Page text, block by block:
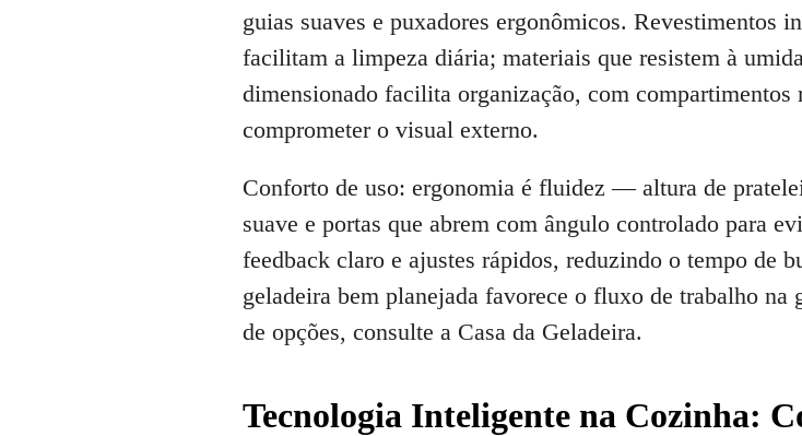
guias suaves e puxadores ergonômicos. Revestimentos
facilitam a limpeza diária; materiais que resistem à
dimensionado facilita organização, com compartimentos
comprometer o visual externo.
Conforto de uso: ergonomia é fluidez — altura de
suave e portas que abrem com ângulo controlado para
feedback claro e ajustes rápidos, reduzindo o tempo de
geladeira bem planejada favorece o fluxo de trabalho na
de opções, consulte a Casa da Geladeira.
Tecnologia Inteligente na Cozinha: